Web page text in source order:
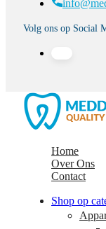
Volg ons op Social
Home
Over Ons
Contact
Shop op